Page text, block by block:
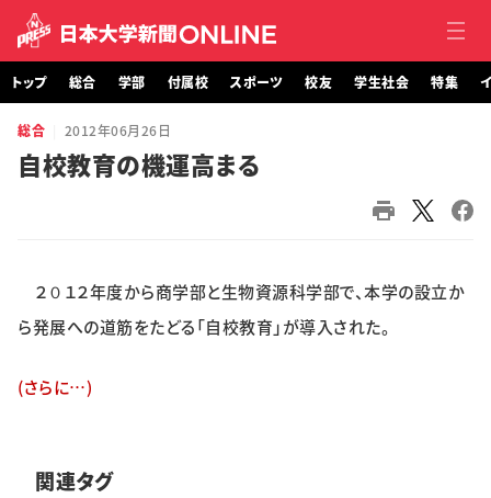
トップ
付属校
トップ 総合 学部 付属校 スポーツ 校友 学生社会 特集
総合 2012年06月26日
自校教育の機運高まる
２０１２年度から商学部と生物資源科学部で、本学の設立か
ら発展への道筋をたどる「自校教育」が導入された。
(さらに…)
関連タグ